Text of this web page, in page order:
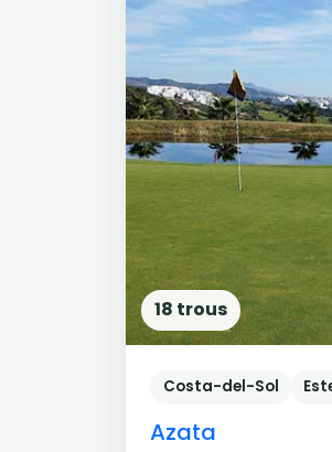
18 trous
Costa-del-Sol
Azata